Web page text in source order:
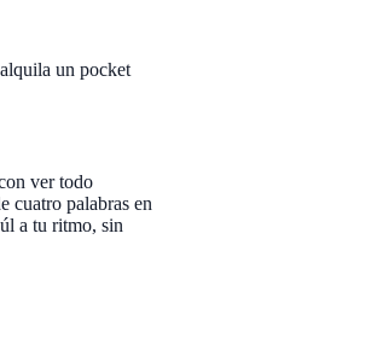
un pocket
ver todo
cuatro palabras en
a tu ritmo, sin